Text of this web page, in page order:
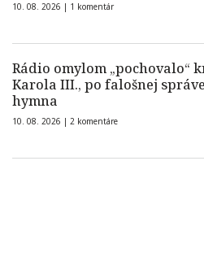
10. 08. 2026 | 1 komentár
Rádio omylom „pochovalo“
Karola III., po falošnej
hymna
10. 08. 2026 | 2 komentáre